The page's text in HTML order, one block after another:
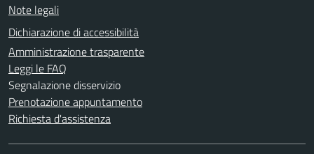
Note legali
Dichiarazione di accessibilità
Amministrazione trasparente
Leggi le FAQ
Segnalazione disservizio
Prenotazione appuntamento
Richiesta d'assistenza